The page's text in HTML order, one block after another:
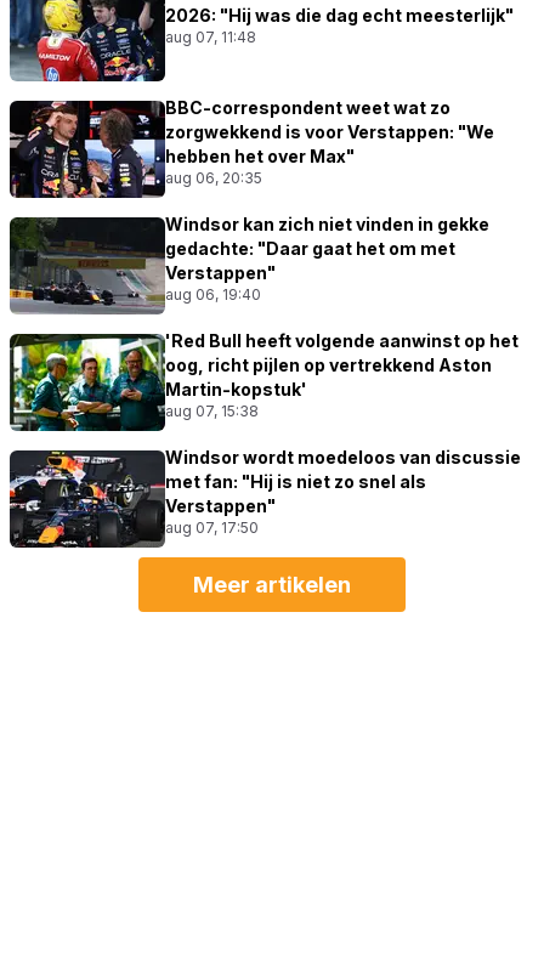
2026: "Hij was die dag echt meesterlijk"
aug 07, 11:48
BBC-correspondent weet wat zo
zorgwekkend is voor Verstappen: "We
hebben het over Max"
aug 06, 20:35
Windsor kan zich niet vinden in gekke
gedachte: "Daar gaat het om met
Verstappen"
aug 06, 19:40
'Red Bull heeft volgende aanwinst op het
oog, richt pijlen op vertrekkend Aston
Martin-kopstuk'
aug 07, 15:38
Windsor wordt moedeloos van discussie
met fan: "Hij is niet zo snel als
Verstappen"
aug 07, 17:50
Meer artikelen